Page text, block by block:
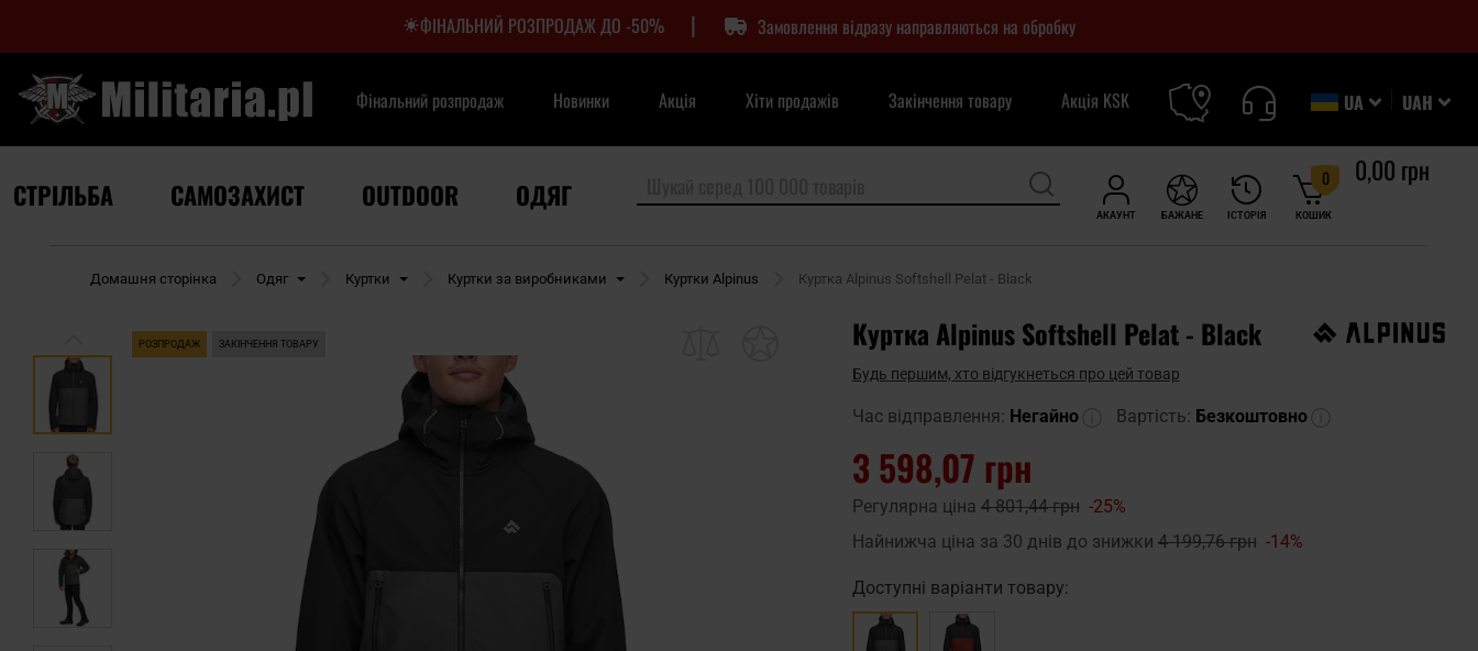
ФІНАЛЬНИЙ РОЗПРОДАЖ ДО -50% | Замовлення відразу направляються на обробку
UAH
UA
Фінальний розпродаж Новинки Акція Хіти продажів Закінчення товару Акція KSK
АКАУНТ ІСТОРІЯ
БАЖАНЕ КОШИК
0 0,00 грн
СТРІЛЬБА САМОЗАХИСТ OUTDOOR ОДЯГ
Домашня сторінка Одяг Куртки Куртки за виробниками Куртки Alpinus Куртка Alpinus Softshell Pelat - Black
РОЗПРОДАЖ ЗАКІНЧЕННЯ ТОВАРУ Куртка Alpinus Softshell Pelat - Black
Будь першим, хто відгукнеться про цей товар
Час відправлення: Негайно Вартість: Безкоштовно
3 598,07 грн
Регулярна ціна 4 801,44 грн -25%
Найнижча ціна за 30 днів до знижки 4 199,76 грн -14%
Доступні варіанти товару: